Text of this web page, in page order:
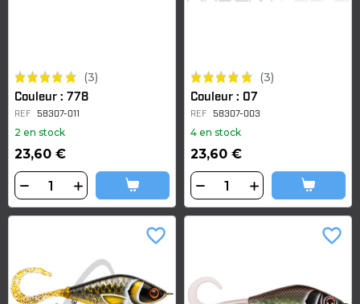
(3)
Couleur : 778
REF 58307-011
2 en stock
23,60 €
(3)
Couleur : 07
REF 58307-003
4 en stock
23,60 €
favorite_border favorite_border